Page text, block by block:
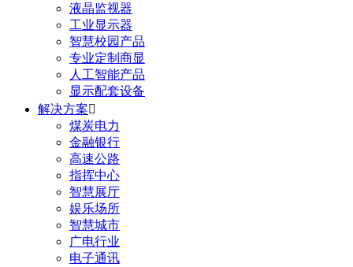
液晶监视器
工业显示器
智慧校园产品
专业定制商显
人工智能产品
显示配套设备
解决方案
煤炭电力
金融银行
高速公路
指挥中心
智慧展厅
娱乐场所
智慧城市
广电行业
电子通讯